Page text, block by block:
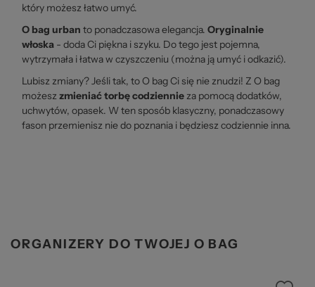
który możesz łatwo umyć.
O bag urban to ponadczasowa elegancja. Oryginalnie
włoska - doda Ci piękna i szyku. Do tego jest pojemna,
wytrzymała i łatwa w czyszczeniu (można ją umyć i odkazić).
Lubisz zmiany? Jeśli tak, to O bag Ci się nie znudzi! Z O bag
możeszzmieniać torbę codziennie za pomocą dodatków,
uchwytów, opasek. W ten sposób klasyczny, ponadczasowy
fason przemienisz nie do poznania i będziesz codziennie inna.
ORGANIZERY DO TWOJEJ O BAG